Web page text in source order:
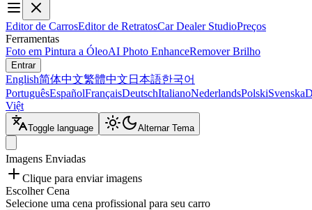
Editor de CarrosEditor de RetratosCar Dealer StudioPreços
Ferramentas
Foto em Pintura a ÓleoAI Photo EnhanceRemover Brilho
Entrar
English简体中文繁體中文 日本語한국어
PortuguêsEspañolFrançaisDeutschItalianoNederlandsPolskiSvenska
Việt
Toggle language Alternar Tema
Imagens Enviadas
Clique para enviar imagens
Escolher Cena
Selecione uma cena profissional para seu carro